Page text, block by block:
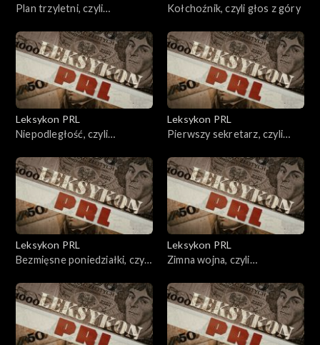
Plan trzyletni, czyli
Kołchoźnik, czyli głos z góry
Leksykon PRL
Niepodległość, czyli
Leksykon PRL
Pierwszy sekretarz, czyli
Leksykon PRL
Bezmięsne poniedziałki, czyli
Leksykon PRL
Zimna wojna, czyli